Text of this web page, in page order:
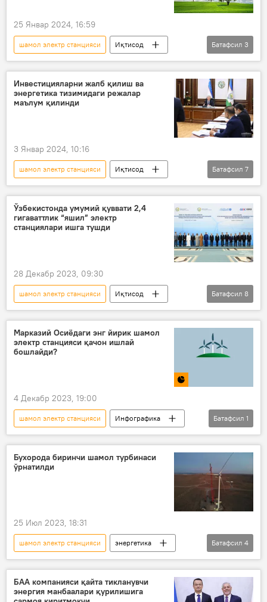
25 Январ 2024, 16:59
шамол электр станцияси
Иқтисод
Хитой
Ўзбекистон
Батафсил 3
Инвестицияларни жалб қилиш ва
энергетика тизимидаги режалар
маълум қилинди
3 Январ 2024, 10:16
шамол электр станцияси
Иқтисод
Ўзбекистон
энергетика
Энергетика вазирлиги
Яшил энергия
қуёш фотоэлектр станцияси
Батафсил 7
Ўзбекистонда умумий қуввати 2,4
гигаваттлик “яшил” электр
станциялари ишга тушди
28 Декабр 2023, 09:30
шамол электр станцияси
Иқтисод
Ўзбекистон
БАА
Хитой
инвестиция
энергетика
Яшил энергия
Батафсил 8
Марказий Осиёдаги энг йирик шамол
электр станцияси қачон ишлай
бошлайди?
4 Декабр 2023, 19:00
шамол электр станцияси
Инфографика
Мултимедиа
Батафсил 1
Бухорода биринчи шамол турбинаси
ўрнатилди
25 Июл 2023, 18:31
шамол электр станцияси
энергетика
шамол
Бухоро
Саудия Арабистони
Иқтисод
Батафсил 4
БАА компанияси қайта тикланувчи
энергия манбаалари қурилишига